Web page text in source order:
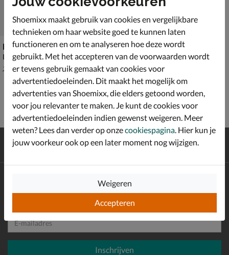
Lacoste Evo
Lage sneakers - grijs
van € 129,99 voor € 90,99
129,99 90,99
verzending en retour*
Schrijf je in voor de Shoemixx nieuwsbrief en ontvang €10,-
E-mailadres
Inschrijven
Shoemixx maakt gebruik van cookies en vergelijkbare
technieken om haar website goed te kunnen laten
functioneren en om te analyseren hoe deze wordt
gebruikt. Met het accepteren van de voorwaarden wordt
er tevens gebruik gemaakt van cookies voor
advertentiedoeleinden. Dit maakt het mogelijk om
advertenties van Shoemixx, die elders getoond worden,
voor jou relevanter te maken. Je kunt de cookies voor
advertentiedoeleinden indien gewenst weigeren. Meer
weten? Lees dan verder op onzecookiespagina . Hier kun je
jouw voorkeur ook op een later moment nog wijzigen.
Accepteren
Weigeren